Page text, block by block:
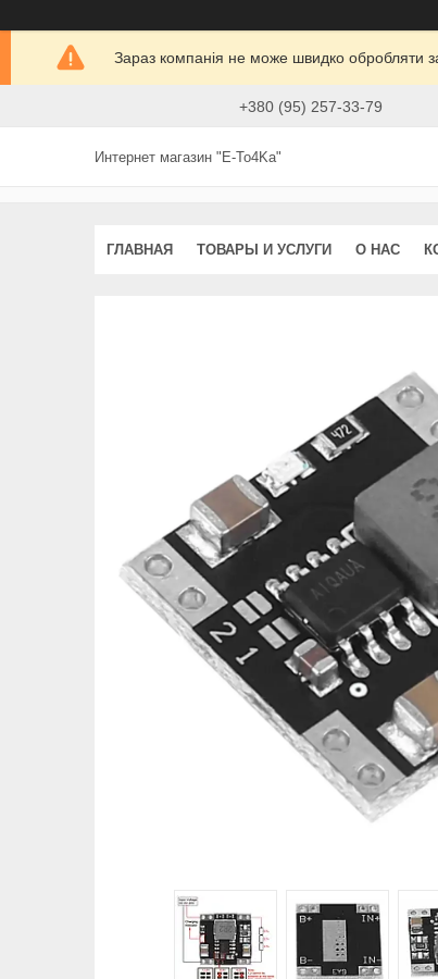
Зараз компанія не може швидко обробляти
+380 (95) 257-33-79
Интернет магазин "E-To4Ka"
ГЛАВНАЯ ТОВАРЫ И УСЛУГИ О НАС